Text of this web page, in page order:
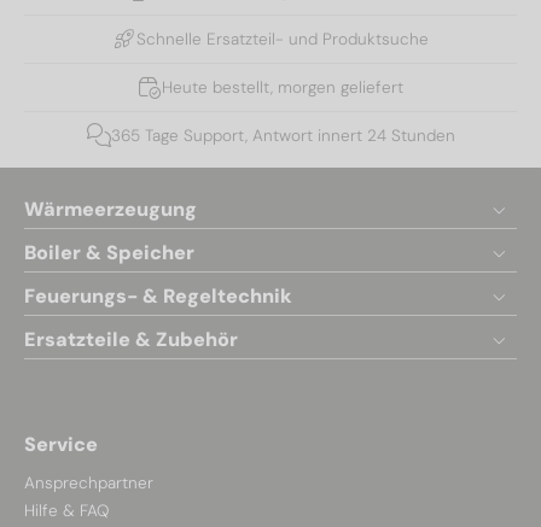
Schnelle Ersatzteil- und Produktsuche
Heute bestellt, morgen geliefert
365 Tage Support, Antwort innert 24 Stunden
Wärmeerzeugung
Boiler & Speicher
Feuerungs- & Regeltechnik
Ersatzteile & Zubehör
Service
Ansprechpartner
Hilfe & FAQ